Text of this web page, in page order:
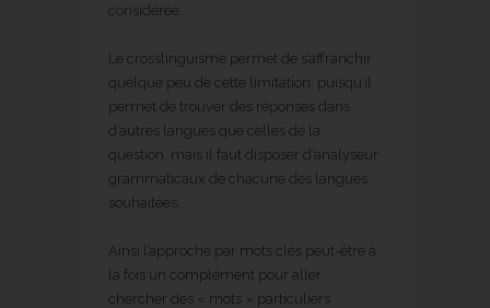
considérée.
Le crosslinguisme permet de s’affranchir
quelque peu de cette limitation, puisqu’il
permet de trouver des réponses dans
d’autres langues que celles de la
question, mais il faut disposer d’analyseur
grammaticaux de chacune des langues
souhaitées.
Ainsi l’approche par mots clés peut-être à
la fois un complément pour aller
chercher des « mots » particuliers